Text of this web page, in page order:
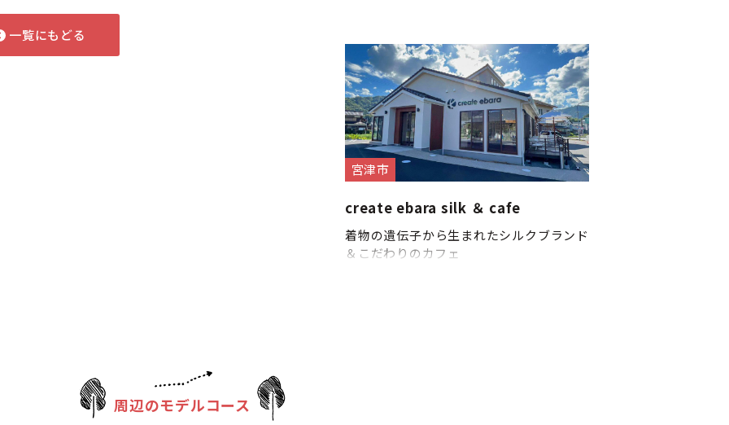
一覧にもどる
宮津市
create ebara silk ＆ cafe
着物の遺伝子から生まれたシルクブランド
＆こだわりのカフェ
周辺のモデルコース